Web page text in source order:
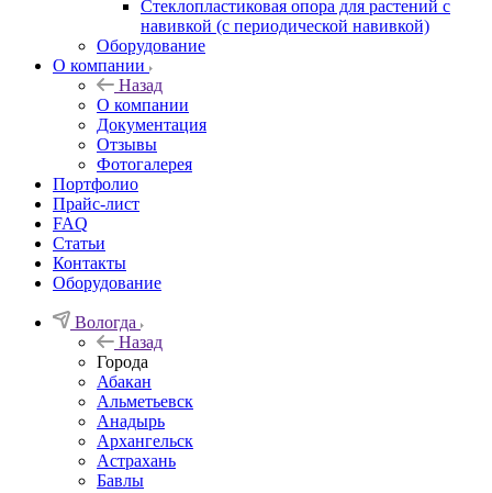
Стеклопластиковая опора для растений с
навивкой (с периодической навивкой)
Оборудование
О компании
Назад
О компании
Документация
Отзывы
Фотогалерея
Портфолио
Прайс-лист
FAQ
Статьи
Контакты
Оборудование
Вологда
Назад
Города
Абакан
Альметьевск
Анадырь
Архангельск
Астрахань
Бавлы